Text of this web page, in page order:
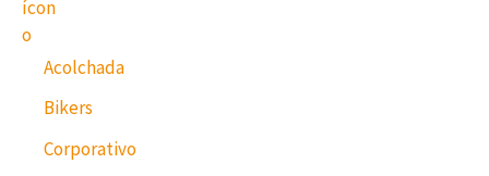
Acolchada
Bikers
Corporativo